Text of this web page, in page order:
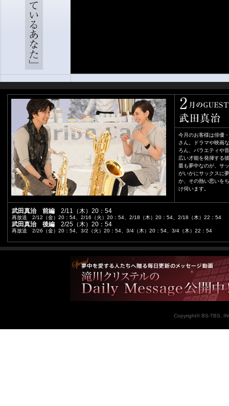
今月のお客様は俳優
さん。ドラマや映画
ろん、バラエティや
広い才能を発揮する
最も夢中なのが、サ
がいかにサックスに
か、その熱い思いを
け伺います。
武田真治 前編 2/11（木）20：54
再放送 2/12（金）20：54、2/16（火）20：54、2/18（木）20：54、2/18（木）22：54
武田真治 後編 2/25（木）20：54
再放送 2/26（金）20：54、3/2（火）20：54、3/4（木）20：54、3/4（木）22：54
Copyright© BS-TBS,